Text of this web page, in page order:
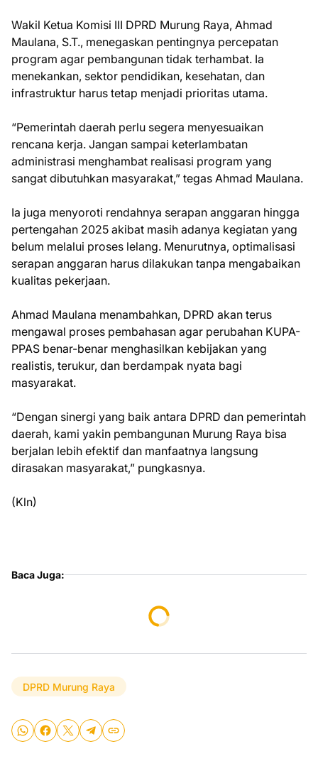
Wakil Ketua Komisi III DPRD Murung Raya, Ahmad
Maulana, S.T., menegaskan pentingnya percepatan
program agar pembangunan tidak terhambat. Ia
menekankan, sektor pendidikan, kesehatan, dan
infrastruktur harus tetap menjadi prioritas utama.
“Pemerintah daerah perlu segera menyesuaikan
rencana kerja. Jangan sampai keterlambatan
administrasi menghambat realisasi program yang
sangat dibutuhkan masyarakat,” tegas Ahmad Maulana.
Ia juga menyoroti rendahnya serapan anggaran hingga
pertengahan 2025 akibat masih adanya kegiatan yang
belum melalui proses lelang. Menurutnya, optimalisasi
serapan anggaran harus dilakukan tanpa mengabaikan
kualitas pekerjaan.
Ahmad Maulana menambahkan, DPRD akan terus
mengawal proses pembahasan agar perubahan KUPA-
PPAS benar-benar menghasilkan kebijakan yang
realistis, terukur, dan berdampak nyata bagi
masyarakat.
“Dengan sinergi yang baik antara DPRD dan pemerintah
daerah, kami yakin pembangunan Murung Raya bisa
berjalan lebih efektif dan manfaatnya langsung
dirasakan masyarakat,” pungkasnya.
(Kln)
Baca Juga:
DPRD Murung Raya